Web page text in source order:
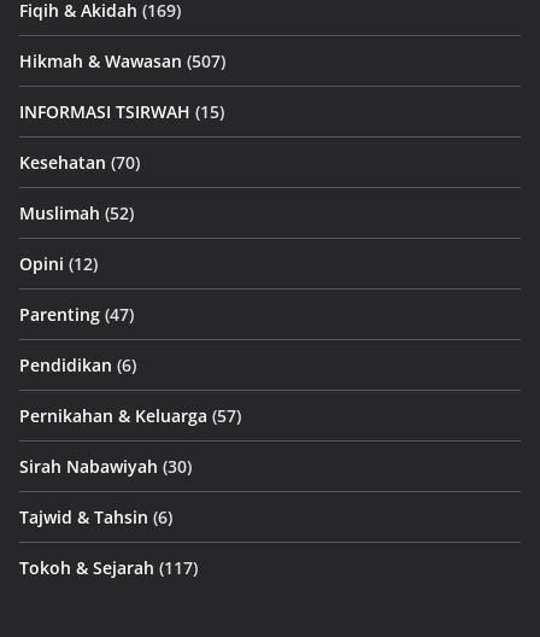
Fiqih & Akidah (169)
Hikmah & Wawasan (507)
INFORMASI TSIRWAH (15)
Kesehatan (70)
Muslimah (52)
Opini (12)
Parenting (47)
Pendidikan (6)
Pernikahan & Keluarga (57)
Sirah Nabawiyah (30)
Tajwid & Tahsin (6)
Tokoh & Sejarah (117)